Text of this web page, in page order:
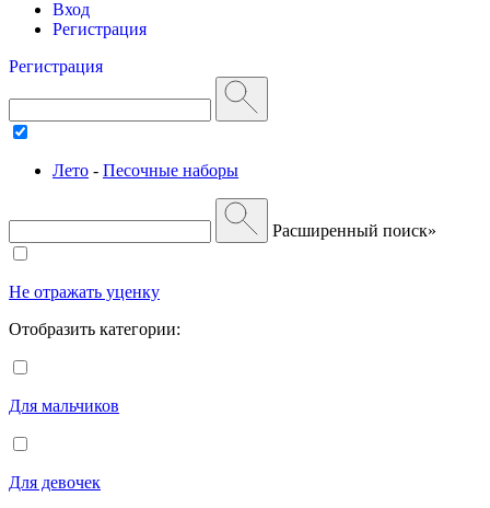
Вход
Регистрация
Регистрация
Лето - Песочные наборы
Расширенный поиск»
Не отражать уценку
Отобразить категории:
Для мальчиков
Для девочек